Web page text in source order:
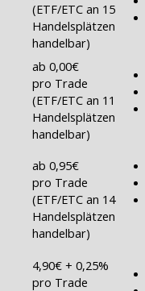
(ETF/ETC an 15
Handelsplätzen
handelbar)
ab 0,00€
pro Trade
(ETF/ETC an 11
Handelsplätzen
handelbar)
ab 0,95€
pro Trade
(ETF/ETC an 14
Handelsplätzen
handelbar)
4,90€ + 0,25%
pro Trade